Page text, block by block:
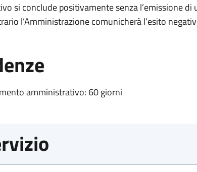
si conclude positivamente senza l’emissione di
l’Amministrazione comunicherà l’esito
amministrativo: 60 giorni